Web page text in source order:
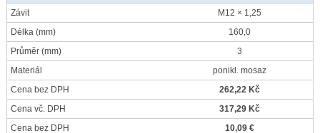
Závit
M12 × 1,25
Délka (mm)
160,0
Průměr (mm)
3
Materiál
ponikl. mosaz
Cena bez DPH
262,22 Kč
Cena vč. DPH
317,29 Kč
Cena bez DPH
10,09 €